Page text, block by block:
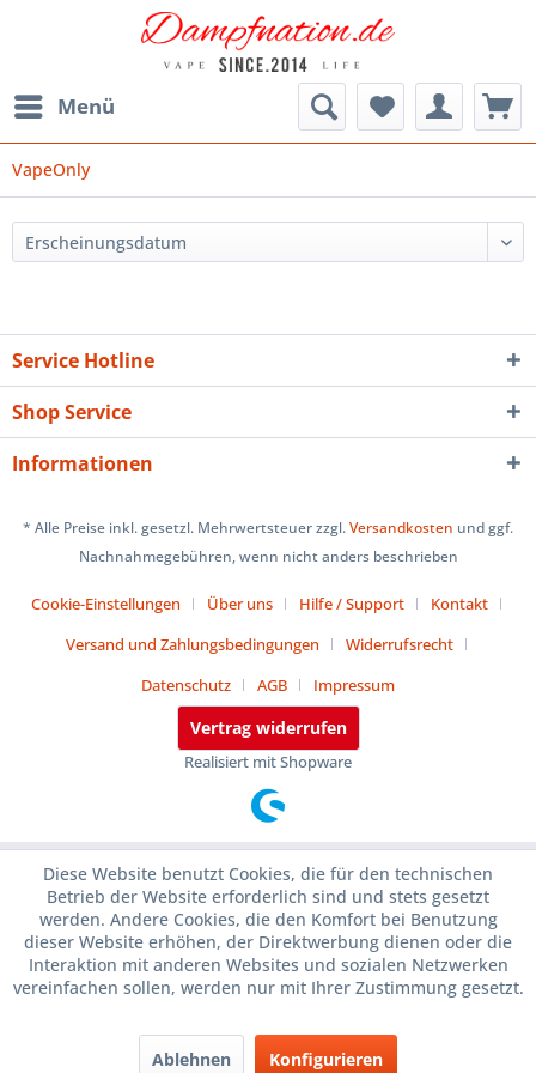
Menü
VapeOnly
Service Hotline
Shop Service
Informationen
* Alle Preise inkl. gesetzl. Mehrwertsteuer zzgl.Versandkosten und ggf.
Nachnahmegebühren, wenn nicht anders beschrieben
Cookie-Einstellungen Über uns Hilfe / Support
Kontakt
Versand und Zahlungsbedingungen
Widerrufsrecht
Datenschutz
AGB Impressum
Vertrag widerrufen
Realisiert mit Shopware
Diese Website benutzt Cookies, die für den technischen
Betrieb der Website erforderlich sind und stets gesetzt
werden. Andere Cookies, die den Komfort bei Benutzung
dieser Website erhöhen, der Direktwerbung dienen oder die
Interaktion mit anderen Websites und sozialen Netzwerken
vereinfachen sollen, werden nur mit Ihrer Zustimmung gesetzt.
Ablehnen Konfigurieren